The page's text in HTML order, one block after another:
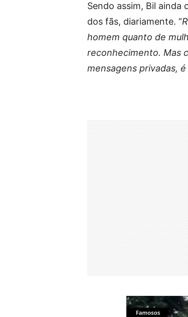
Sendo assim, Bil
dos fãs, diariamente. “
homem quanto de
reconhecimento. Mas
mensagens privadas,